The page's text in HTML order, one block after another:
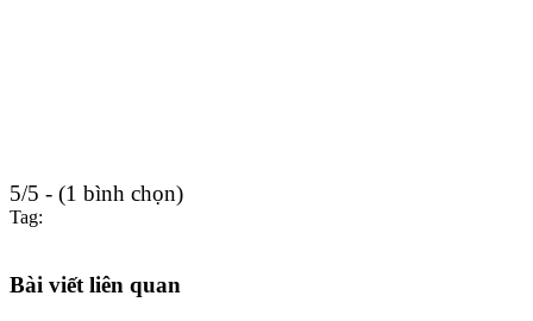
5/5 - (1 bình chọn)
Tag:
Bài viết liên quan